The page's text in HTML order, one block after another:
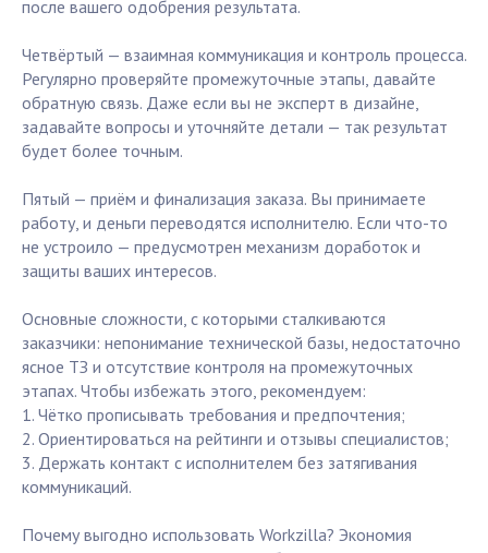
после вашего одобрения результата.
Четвёртый — взаимная коммуникация и контроль процесса.
Регулярно проверяйте промежуточные этапы, давайте
обратную связь. Даже если вы не эксперт в дизайне,
задавайте вопросы и уточняйте детали — так результат
будет более точным.
Пятый — приём и финализация заказа. Вы принимаете
работу, и деньги переводятся исполнителю. Если что-то
не устроило — предусмотрен механизм доработок и
защиты ваших интересов.
Основные сложности, с которыми сталкиваются
заказчики: непонимание технической базы, недостаточно
ясное ТЗ и отсутствие контроля на промежуточных
этапах. Чтобы избежать этого, рекомендуем:
1. Чётко прописывать требования и предпочтения;
2. Ориентироваться на рейтинги и отзывы специалистов;
3. Держать контакт с исполнителем без затягивания
коммуникаций.
Почему выгодно использовать Workzilla? Экономия